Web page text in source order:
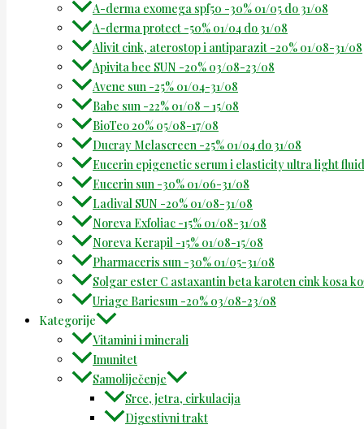
A-derma exomega spf50 -30% 01/05 do 31/08
A-derma protect -50% 01/04 do 31/08
Alivit cink, aterostop i antiparazit -20% 01/08-31/08
Apivita bee SUN -20% 03/08-23/08
Avene sun -25% 01/04-31/08
Babe sun -22% 01/08 – 15/08
BioTeo 20% 05/08-17/08
Ducray Melascreen -25% 01/04 do 31/08
Eucerin epigenetic serum i elasticity ultra light
Eucerin sun -30% 01/06-31/08
Ladival SUN -20% 01/08-31/08
Noreva Exfoliac -15% 01/08-31/08
Noreva Kerapil -15% 01/08-15/08
Pharmaceris sun -30% 01/05-31/08
Solgar ester C astaxantin beta karoten cink kosa
Uriage Bariesun -20% 03/08-23/08
Kategorije
Vitamini i minerali
Imunitet
Samoliječenje
Srce, jetra, cirkulacija
Digestivni trakt